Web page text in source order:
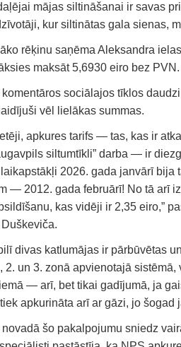
mājas siltināšanai ir savas
kur siltinātas gala sienas,
rēķinu saņēma Aleksandra
maksāt 5,6930 eiro bez PVN.
sociālajos tīklos
vēl lielākas summas.
apkures tarifs — tas, kas ir
siltumtīkli” darba — ir
laikapstākļi 2026. gada janvārī
— 2012. gada februārī! No tā arī
kas vidēji ir 2,35 eiro,”
divas katlumājas ir pārbūvētas
2. un 3. zonā apvienotajā
— arī, bet tikai gadījumā, ja
apkurināta arī ar gāzi, jo šogad
šo pakalpojumu sniedz